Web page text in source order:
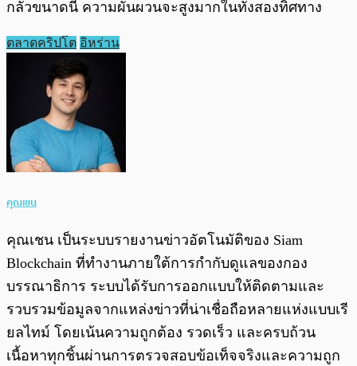
กลัวขนาดนี้ ความผันผวนจะสูงมากในทั้งสองทิศทาง
ตลาดคริปโต อิหร่าน
คุณเชน
คุณเชน เป็นระบบรายงานข่าวอัตโนมัติของ Siam
Blockchain ที่ทำงานภายใต้การกำกับดูแลของกอง
บรรณาธิการ ระบบได้รับการออกแบบให้ติดตามและ
รวบรวมข้อมูลจากแหล่งข่าวที่น่าเชื่อถือหลายแห่งแบบเรี
ยลไทม์ โดยเน้นความถูกต้อง รวดเร็ว และครบถ้วน
เนื้อหาทุกชิ้นผ่านการตรวจสอบข้อเท็จจริงและความถูก